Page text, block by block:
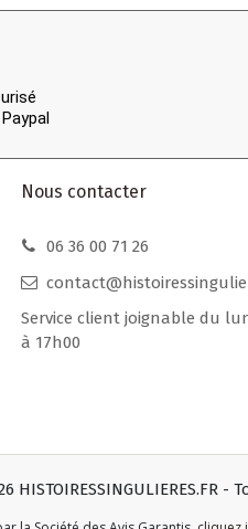
Nous contacter
06 36 00 71 26
Service client joignable du
à 17h00
HISTOIRESSINGULIERES.FR -